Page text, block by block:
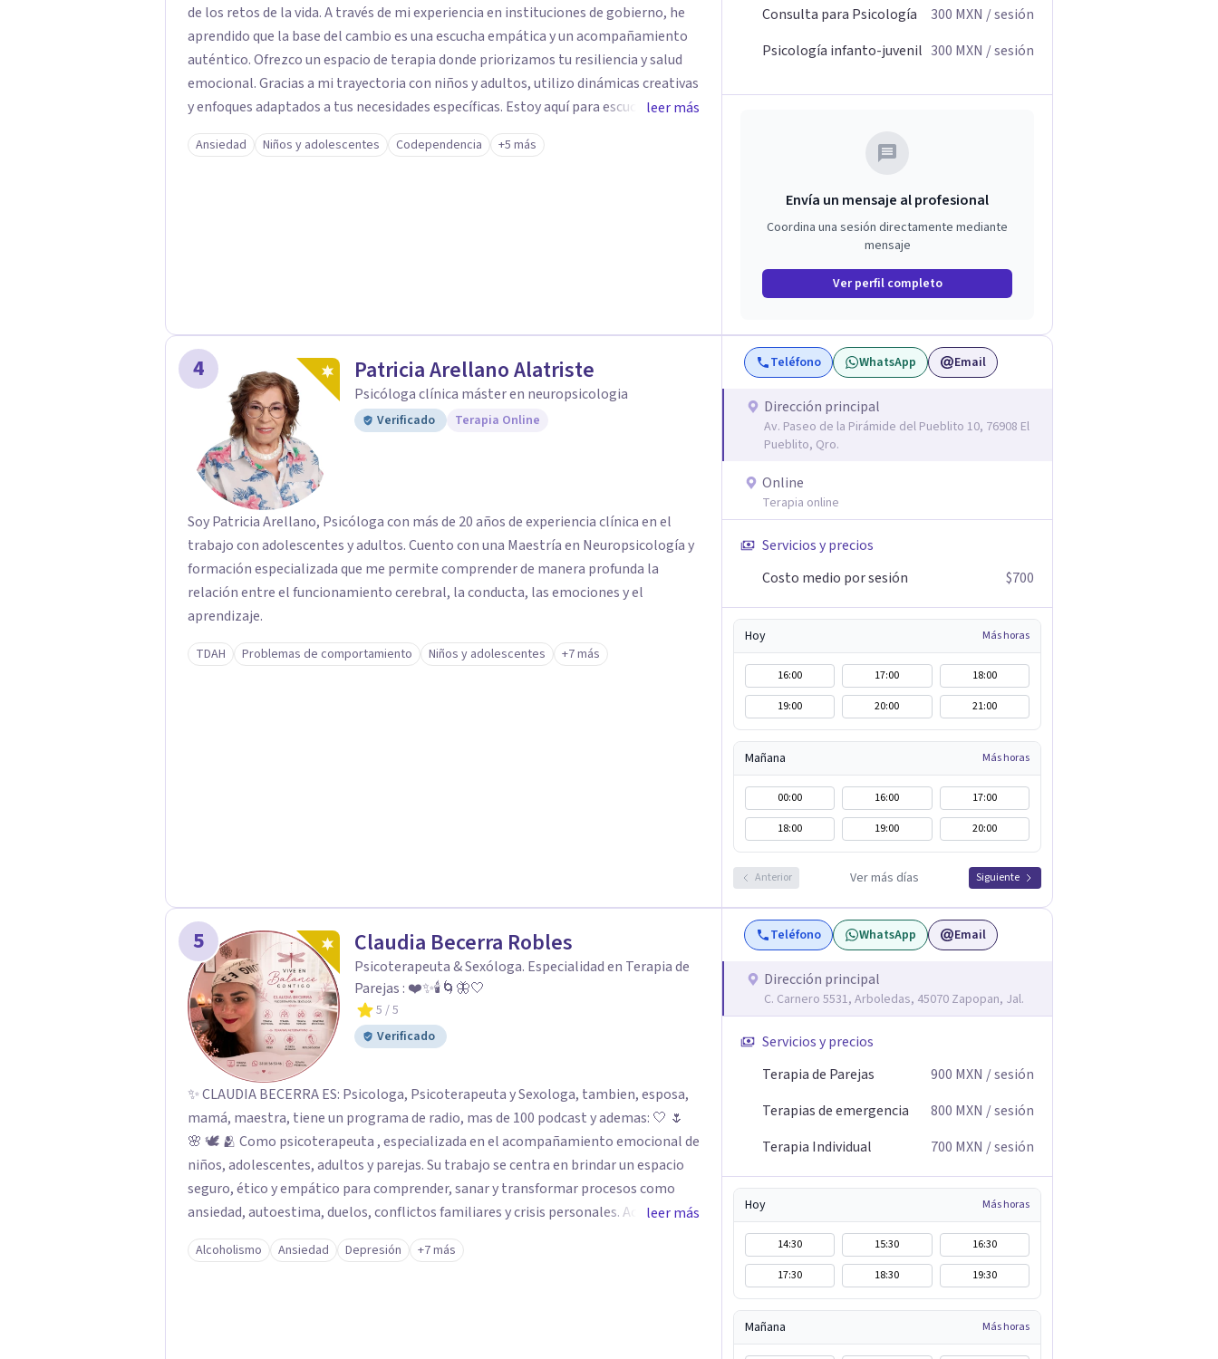
de los retos de la vida. A través de mi experiencia en instituciones de gobierno, he
aprendido que la base del cambio es una escucha empática y un acompañamiento
auténtico. ​Ofrezco un espacio de terapia donde priorizamos tu resiliencia y salud
emocional. Gracias a mi trayectoria con niños y adultos, utilizo dinámicas creativas
y enfoques adaptados a tus necesidades específicas. Estoy aquí para escucharte y
brindarte las herramientas necesarias para fortalecer tu paz mental.
leer más
Ansiedad Niños y adolescentes Codependencia +5 más
Consulta para Psicología
300 MXN / sesión
Psicología infanto-juvenil 300 MXN / sesión
Envía un mensaje al profesional
Coordina una sesión directamente mediante
mensaje
Ver perfil completo
4 Patricia Arellano Alatriste
Psicóloga clínica máster en neuropsicologia
Verificado Terapia Online
Soy Patricia Arellano, Psicóloga con más de 20 años de experiencia clínica en el
trabajo con adolescentes y adultos. Cuento con una Maestría en Neuropsicología y
formación especializada que me permite comprender de manera profunda la
relación entre el funcionamiento cerebral, la conducta, las emociones y el
aprendizaje.
TDAH Problemas de comportamiento Niños y adolescentes +7 más
Teléfono WhatsApp Email
Dirección principal
Av. Paseo de la Pirámide del Pueblito 10, 76908 El
Pueblito, Qro.
Online
Terapia online
Servicios y precios
Costo medio por sesión
$700
Hoy Más horas
16:00 17:00
18:00
19:00
20:00 21:00
Mañana Más horas
00:00 16:00
17:00
18:00
19:00 20:00
Anterior Ver más días Siguiente
5 Claudia Becerra Robles
Psicoterapeuta & Sexóloga. Especialidad en Terapia de
Parejas : ❤️✨🕯️🌀🦋🤍
5 / 5
Verificado
✨ CLAUDIA BECERRA ES: Psicologa, Psicoterapeuta y Sexologa, tambien, esposa,
mamá, maestra, tiene un programa de radio, mas de 100 podcast y ademas: 🤍 🌷
🌸 🕊️ 🫂 Como psicoterapeuta , especializada en el acompañamiento emocional de
niños, adolescentes, adultos y parejas. Su trabajo se centra en brindar un espacio
seguro, ético y empático para comprender, sanar y transformar procesos como
ansiedad, autoestima, duelos, conflictos familiares y crisis personales. Acompaña
desde una mirada humana e integral, favoreciendo el autoconocimiento, la
regulación emocional y el equilibrio interno. 💖 💕 💫 🔥 🌹 Como sexóloga,
leer más
Alcoholismo Ansiedad Depresión +7 más
Teléfono WhatsApp Email
Dirección principal
C. Carnero 5531, Arboledas, 45070 Zapopan, Jal.
Servicios y precios
Terapia de Parejas
900 MXN / sesión
Terapias de emergencia
800 MXN / sesión
Terapia Individual
700 MXN / sesión
Hoy Más horas
14:30 15:30
16:30
17:30
18:30 19:30
Mañana Más horas